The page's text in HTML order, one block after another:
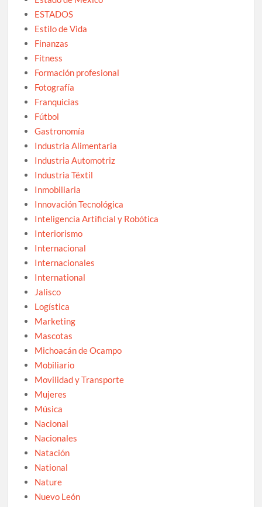
ESTADOS
Estilo de Vida
Finanzas
Fitness
Formación profesional
Fotografía
Franquicias
Fútbol
Gastronomía
Industria Alimentaria
Industria Automotriz
Industria Téxtil
Inmobiliaria
Innovación Tecnológica
Inteligencia Artificial y Robótica
Interiorismo
Internacional
Internacionales
International
Jalisco
Logística
Marketing
Mascotas
Michoacán de Ocampo
Mobiliario
Movilidad y Transporte
Mujeres
Música
Nacional
Nacionales
Natación
National
Nature
Nuevo León